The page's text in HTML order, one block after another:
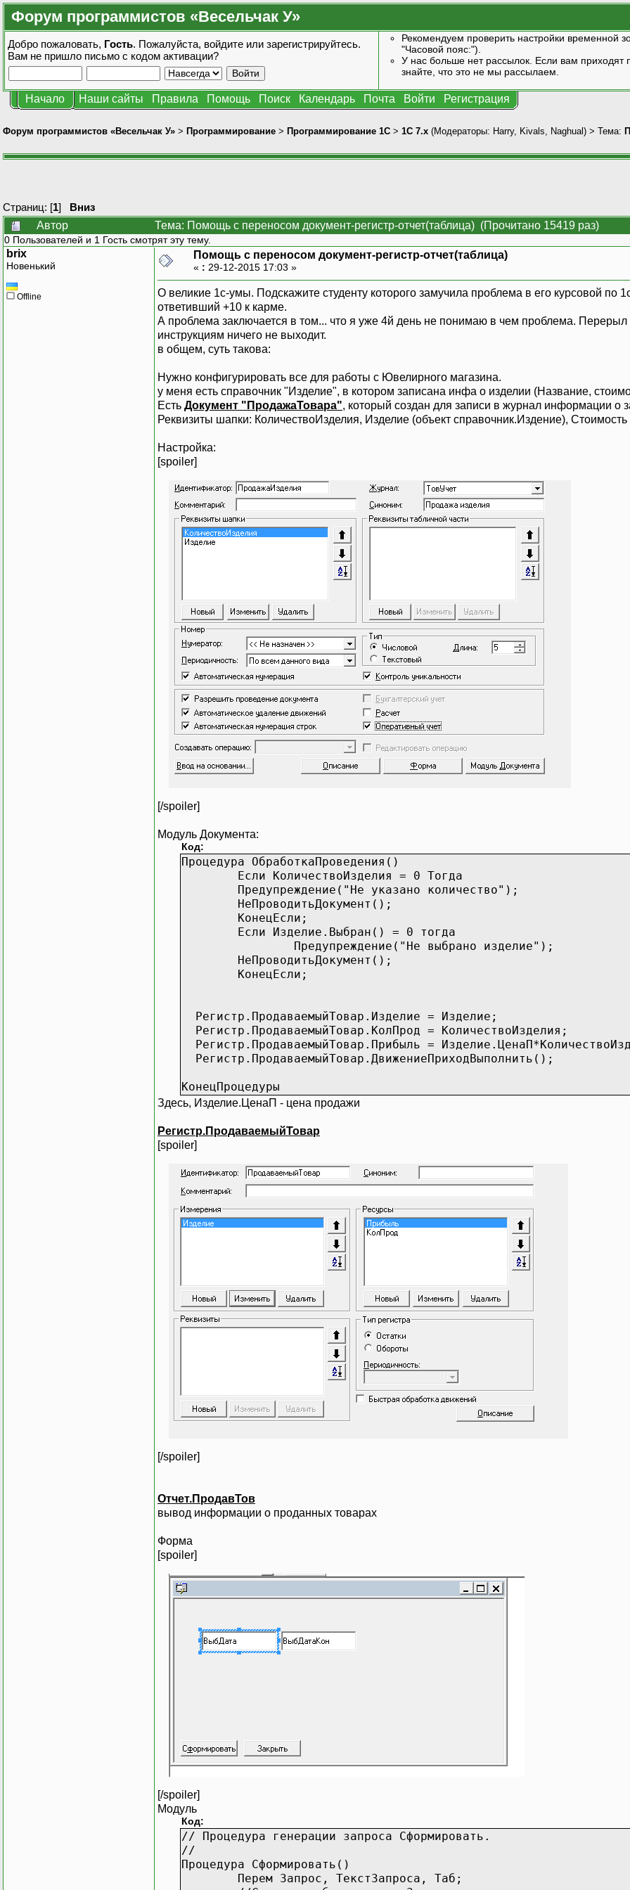
Форум программистов «Весельчак У»
Добро пожаловать, Гость. Пожалуйста, войдите или зарегистрируйтесь.
Вам не пришло письмо с кодом активации?
Рекомендуем проверить настройки
"Часовой пояс:").
У нас больше нет рассылок. Если вам
знайте, что это не мы рассылаем.
Начало Наши сайты Правила Помощь Поиск Календарь Почта Войти Регистрация
Форум программистов «Весельчак У» > Программирование > Программирование 1С > 1С 7.x (Модераторы: Harry, Kivals Naghual) > Тема:
Страниц: [1] Вниз
Автор
Тема: Помощь с переносом документ-регистр-отчет(таблица) (Прочитано 15419 раз)
0 Пользователей и 1 Гость смотрят эту тему.
brix
Новенький
Offline
Помощь с переносом документ-регистр-отчет(таблица)
« : 29-12-2015 17:03 »
О великие 1с-умы. Подскажите студенту которого замучила проблема в его курсовой по
ответивший +10 к карме.
А проблема заключается в том... что я уже 4й день не понимаю в чем проблема.
инструкциям ничего не выходит.
в общем, суть такова:
Нужно конфигурировать все для работы с Ювелирного магазина.
у меня есть справочник "Изделие", в котором записана инфа о изделии (Название,
Есть Документ "ПродажаТовара", который создан для записи в журнал информации о
Реквизиты шапки: КоличествоИзделия, Изделие (объект справочник.Издение), Стоимость
Настройка:
[spoiler]
[/spoiler]
Модуль Документа:
Код:
Процедура ОбработкаПроведения()
Если КоличествоИзделия = 0 Тогда
Предупреждение("Не указано количество");
НеПроводитьДокумент();
КонецЕсли;
Если Изделие.Выбран() = 0 тогда
Предупреждение("Не выбрано изделие");
НеПроводитьДокумент();
КонецЕсли;
Регистр.ПродаваемыйТовар.Изделие = Изделие;
Регистр.ПродаваемыйТовар.КолПрод = КоличествоИзделия;
Регистр.ПродаваемыйТовар.Прибыль =
Регистр.ПродаваемыйТовар.ДвижениеПриходВыполнить();
КонецПроцедуры
Здесь, Изделие.ЦенаП - цена продажи
Регистр.ПродаваемыйТовар
[spoiler]
[/spoiler]
Отчет.ПродавТов
вывод информации о проданных товарах
Форма
[spoiler]
[/spoiler]
Модуль
Код:
// Процедура генерации запроса Сформировать.
//
Процедура Сформировать()
Перем Запрос, ТекстЗапроса, Таб;